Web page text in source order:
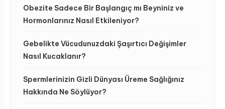
Obezite Sadece Bir Başlangıç mı Beyniniz ve
Hormonlarınız Nasıl Etkileniyor?
Gebelikte Vücudunuzdaki Şaşırtıcı Değişimler
Nasıl Kucaklanır?
Spermlerinizin Gizli Dünyası Üreme Sağlığınız
Hakkında Ne Söylüyor?